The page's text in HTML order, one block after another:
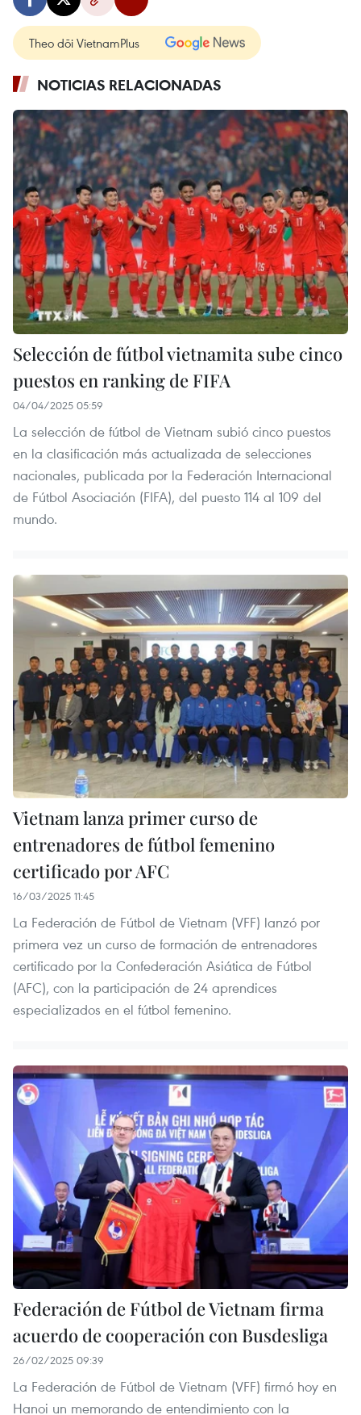
Theo dõi VietnamPlus
NOTICIAS RELACIONADAS
Selección de fútbol vietnamita sube cinco
puestos en ranking de FIFA
04/04/2025 05:59
La selección de fútbol de Vietnam subió cinco puestos
en la clasificación más actualizada de selecciones
nacionales, publicada por la Federación Internacional
de Fútbol Asociación (FIFA), del puesto 114 al 109 del
mundo.
Vietnam lanza primer curso de
entrenadores de fútbol femenino
certificado por AFC
16/03/2025 11:45
La Federación de Fútbol de Vietnam (VFF) lanzó por
primera vez un curso de formación de entrenadores
certificado por la Confederación Asiática de Fútbol
(AFC), con la participación de 24 aprendices
especializados en el fútbol femenino.
Federación de Fútbol de Vietnam firma
acuerdo de cooperación con Busdesliga
26/02/2025 09:39
La Federación de Fútbol de Vietnam (VFF) firmó hoy en
Hanoi un memorando de entendimiento con la